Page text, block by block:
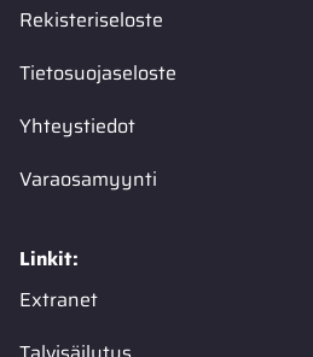
Rekisteriseloste
Tietosuojaseloste
Yhteystiedot
Varaosamyynti
Linkit:
Extranet